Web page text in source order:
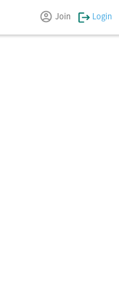
Join Login